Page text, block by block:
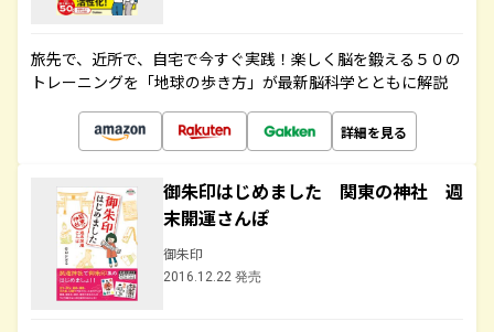
旅先で、近所で、自宅で今すぐ実践！楽しく脳を鍛える５０の
トレーニングを「地球の歩き方」が最新脳科学とともに解説
詳細を見る
御朱印はじめました 関東の神社 週
末開運さんぽ
御朱印
2016.12.22 発売